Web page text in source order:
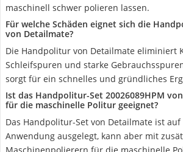
maschinell schwer polieren lassen.
Für welche Schäden eignet sich die
von Detailmate?
Die Handpolitur ‎von Detailmate eliminiert
Schleifspuren und starke
sorgt für ein schnelles und gründliches
Ist das Handpolitur-Set ‎20026089HPM
für die maschinelle Politur geeignet?
Das Handpolitur-Set von Detailmate ist
Anwendung ausgelegt, kann aber mit